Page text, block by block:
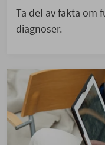
Ta del av fakta om
diagnoser.